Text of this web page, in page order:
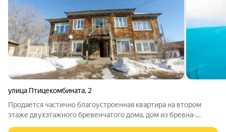
улица Птицекомбината, 2
Продается частично благоустроенная квартира на втором
этаже двухэтажного бревенчатого дома, дом из бревна-